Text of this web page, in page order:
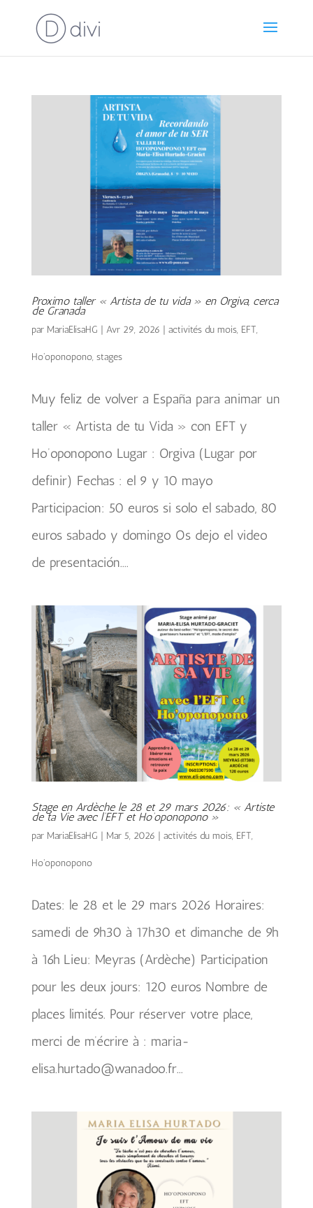
Proximo taller « Artista de tu vida » en Orgiva, cerca
de Granada
par MariaElisaHG | Avr 29, 2026 | activités du mois, EFT,
Ho'oponopono, stages
Muy feliz de volver a España para animar un
taller « Artista de tu Vida » con EFT y
Ho’oponopono Lugar : Orgiva (Lugar por
definir) Fechas : el 9 y 10 mayo
Participacion: 50 euros si solo el sabado, 80
euros sabado y domingo Os dejo el video
de presentación....
Stage en Ardèche le 28 et 29 mars 2026: « Artiste
de ta Vie avec l’EFT et Ho’oponopono »
par MariaElisaHG | Mar 5, 2026 | activités du mois, EFT,
Ho'oponopono
Dates: le 28 et le 29 mars 2026 Horaires:
samedi de 9h30 à 17h30 et dimanche de 9h
à 16h Lieu: Meyras (Ardèche) Participation
pour les deux jours: 120 euros Nombre de
places limités. Pour réserver votre place,
merci de m’écrire à : maria-
elisa.hurtado@wanadoo.fr...